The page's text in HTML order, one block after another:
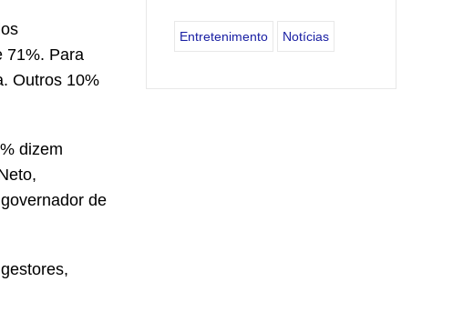
71%. Para
Outros 10%
dizem
de
Entretenimento Notícias